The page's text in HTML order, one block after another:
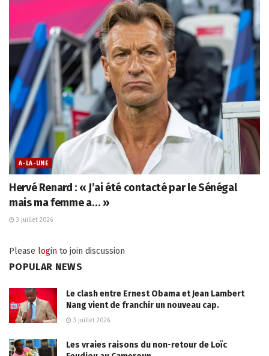
A-LA-UNE
Hervé Renard : « J’ai été contacté par le Sénégal
mais ma femme a… »
3 juillet 2026
Please login to join discussion
POPULAR NEWS
Le clash entre Ernest Obama et Jean Lambert
Nang vient de franchir un nouveau cap.
3 juillet 2026
Les vraies raisons du non-retour de Loïc